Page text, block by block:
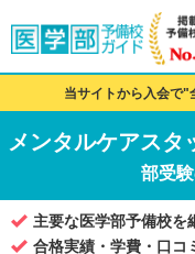
当サイトから入会で"
メンタルケアスタ
部受
主要な医学部予備校を
合格実績・学費・口コ